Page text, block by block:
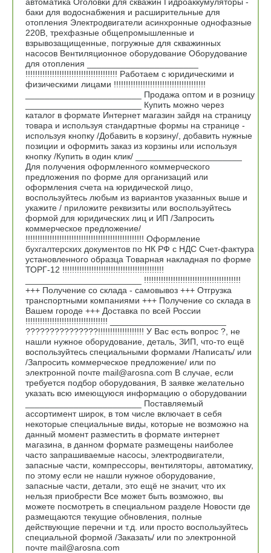
баки для водоснабжения и расширительные для
отопления Электродвигатели асинхронные однофазные
220В, трехфазные общепромышленные и
взрывозащищенные, погружные для скважинных
насосов Вентиляционное оборудование Оборудование
для отопления _______________________
!!!!!!!!!!!!!!!!!!!!!!!!!!!!!!!!!!!!!! Работаем с юридическими и
физическими лицами !!!!!!!!!!!!!!!!!!!!!!!!!!!!!!!!!!!!!!
________________________ Продажа оптом и в розницу
________________________ Купить можно через
каталог в формате Интернет магазин зайдя на страницу
товара и используя стандартные формы на странице -
используя кнопку /Добавить в корзину/, добавить нужные
позиции и оформить заказ из корзины или используя
кнопку /Купить в один клик/ ______________________
Для получения оформленного коммерческого
предложения по форме для организаций или
оформления счета на юридической лицо,
воспользуйтесь любым из вариантов указанных выше и
укажите / приложите реквизиты или воспользуйтесь
формой для юридических лиц и ИП /Запросить
коммерческое предложение/
!!!!!!!!!!!!!!!!!!!!!!!!!!!!!!!!!!!!!!!!!!!!!!!!! Оформление
бухгалтерских документов по НК РФ с НДС Счет-фактура
установленного образца Товарная накладная по форме
ТОРГ-12 !!!!!!!!!!!!!!!!!!!!!!!!!!!!!!!!!!!!!!!!!!
________________________ !!!!!!!!!!!!!!!!!!!!!!!!!!!!!!!!!!!!!!!!
+++ Получение со склада - самовывоз +++ Отгрузка
транспортными компаниями +++ Получение со склада в
Вашем городе +++ Доставка по всей России
!!!!!!!!!!!!!!!!!!!!!!!!!!!!!!!!!! ________________________
???????????????!!!!!!!!!!!!!!!!!!! У Вас есть вопрос ?, не
нашли нужное оборудование, деталь, ЗИП, что-то ещё
воспользуйтесь специальными формами /Написать/ или
/Запросить коммерческое предложение/ или по
электронной почте mail@arosna.com В случае, если
требуется подбор оборудования, В заявке желательно
указать всю имеющуюся информацию о оборудовании
________________________ Поставляемый
ассортимент широк, в том числе включает в себя
некоторые специальные виды, которые не возможно на
данный момент разместить в формате интернет
магазина, в данном формате размещены наиболее
часто запрашиваемые насосы, электродвигатели,
запасные части, компрессоры, вентиляторы, автоматику,
по этому если не нашли нужное оборудование,
запасные части, детали, это ещё не значит, что их
нельзя приобрести Все может быть возможно, вы
можете посмотреть в специальном разделе Новости где
размещаются текущие обновления, полные
действующие перечни и т.д. или просто воспользуйтесь
специальной формой /Заказать/ или по электронной
почте mail@arosna.com